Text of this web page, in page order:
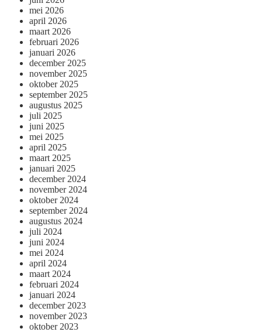
mei 2026
april 2026
maart 2026
februari 2026
januari 2026
december 2025
november 2025
oktober 2025
september 2025
augustus 2025
juli 2025
juni 2025
mei 2025
april 2025
maart 2025
januari 2025
december 2024
november 2024
oktober 2024
september 2024
augustus 2024
juli 2024
juni 2024
mei 2024
april 2024
maart 2024
februari 2024
januari 2024
december 2023
november 2023
oktober 2023